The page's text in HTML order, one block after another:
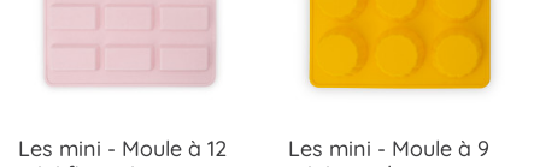
Les mini - Moule à 12
Les mini - Moule à 9